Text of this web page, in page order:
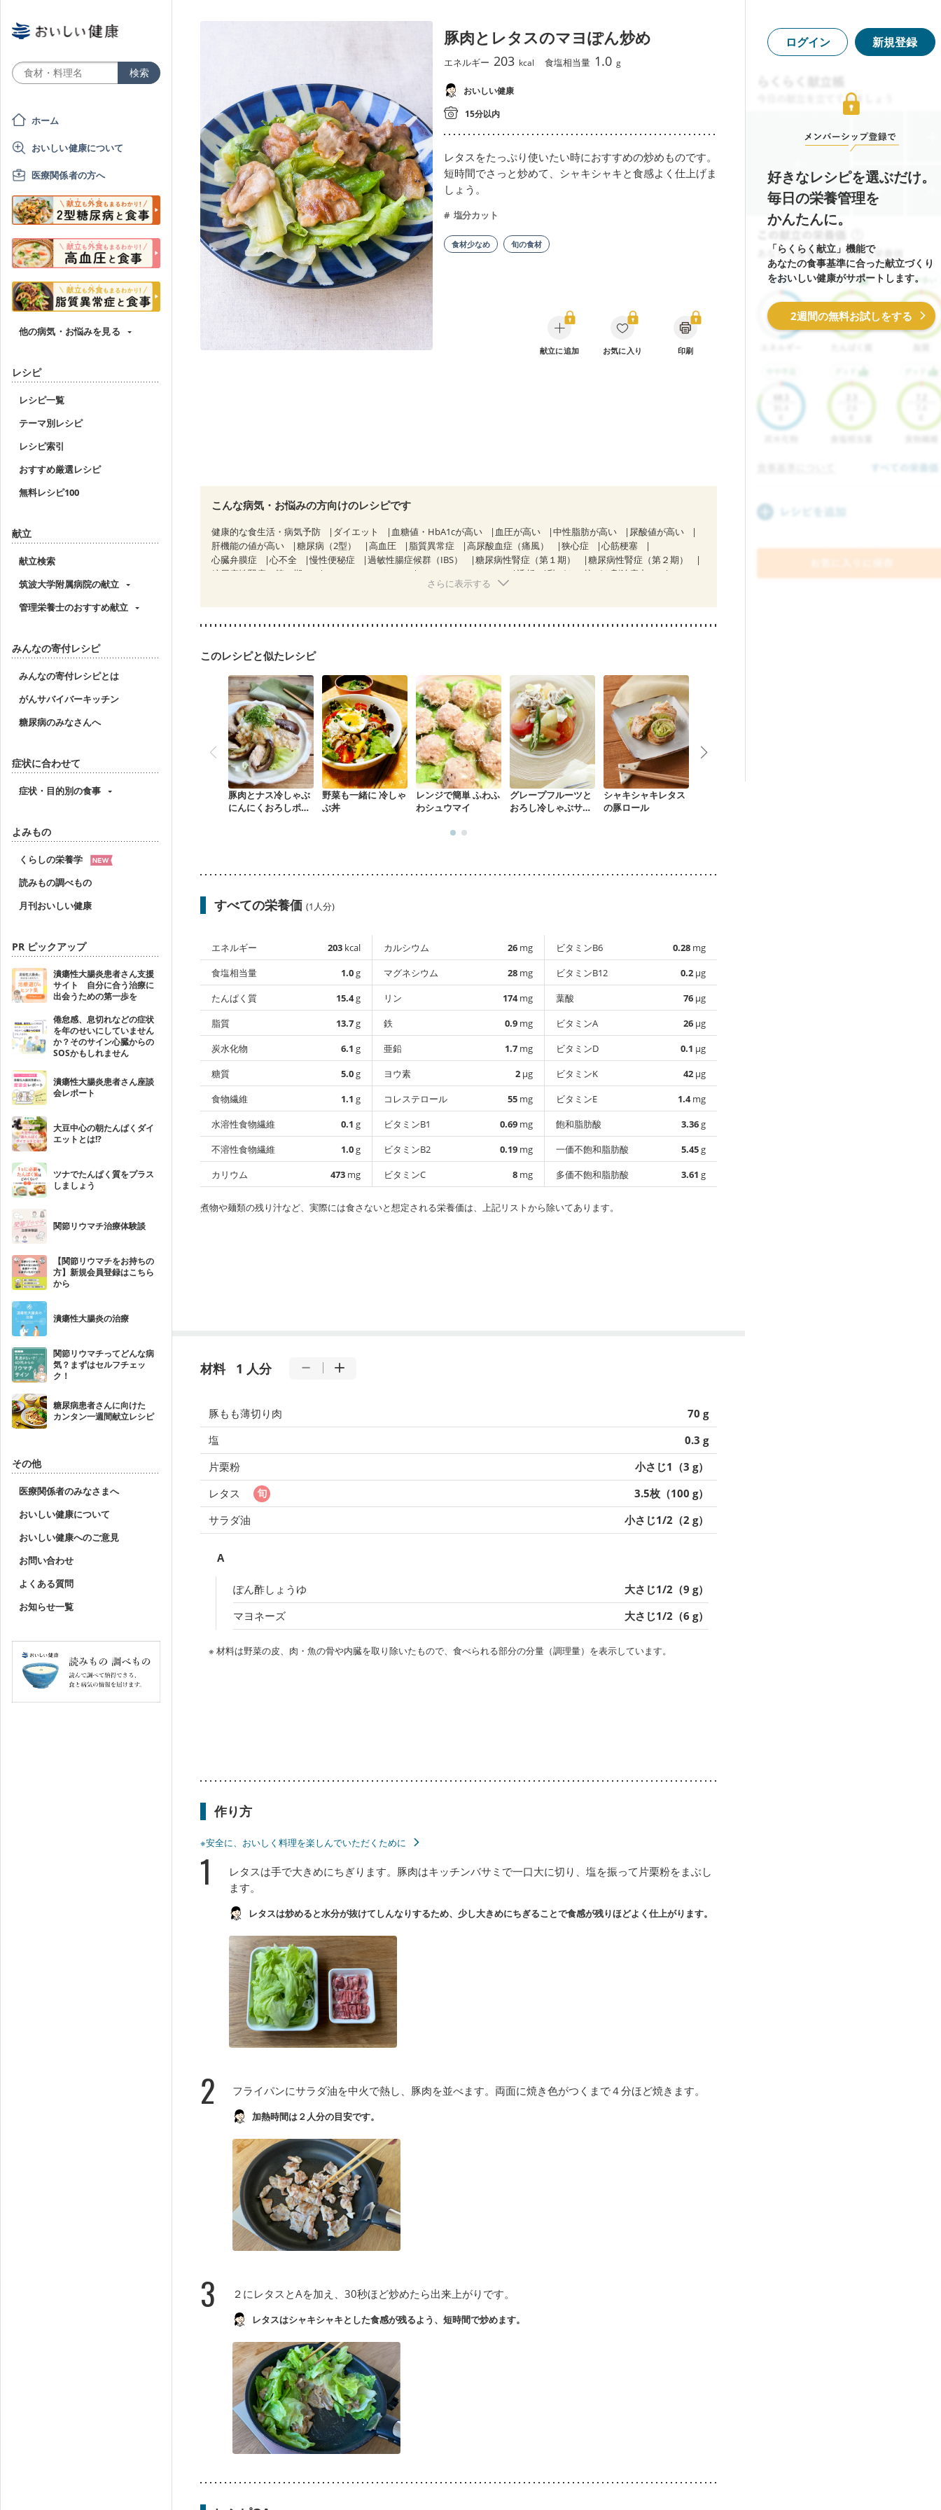
ホーム
おいしい健康について
医療関係者の方へ
他の病気・お悩みを見る
レシピ
レシピ一覧
テーマ別レシピ
レシピ索引
おすすめ厳選レシピ
無料レシピ100
献立
献立検索
筑波大学附属病院の献立
管理栄養士のおすすめ献立
みんなの寄付レシピ
みんなの寄付レシピとは
がんサバイバーキッチン
糖尿病のみなさんへ
症状に合わせて
症状・目的別の食事
よみもの
くらしの栄養学
読みもの調べもの
月刊おいしい健康
PR ピックアップ
潰瘍性大腸炎患者さん支援
サイト 自分に合う治療に
出会うための第一歩を
倦怠感、息切れなどの症状
を年のせいにしていません
か？そのサイン心臓からの
SOSかもしれません
潰瘍性大腸炎患者さん座談
会レポート
大豆中心の朝たんぱくダイ
エットとは!?
ツナでたんぱく質をプラス
しましょう
関節リウマチ治療体験談
【関節リウマチをお持ちの
方】新規会員登録はこちら
から
潰瘍性大腸炎の治療
関節リウマチってどんな病
気？まずはセルフチェッ
ク！
糖尿病患者さんに向けた
カンタン一週間献立レシピ
その他
医療関係者のみなさまへ
おいしい健康について
おいしい健康へのご意見
お問い合わせ
よくある質問
お知らせ一覧
豚肉とレタスのマヨぽん炒め
エネルギー 203 kcal 食塩相当量 1.0 g
おいしい健康
15分以内
レタスをたっぷり使いたい時におすすめの炒めものです。
短時間でさっと炒めて、シャキシャキと食感よく仕上げま
しょう。
塩分カット
食材少なめ 旬の食材
献立に追加 お気に入り 印刷
こんな病気・お悩みの方向けのレシピです
健康的な食生活・病気予防 ダイエット 血糖値・HbA1cが高い 血圧が高い 中性脂肪が高い
尿酸値が高い
肝機能の値が高い
糖尿病（2型） 高血圧 脂質異常症 高尿酸血症（痛風） 狭心症
心筋梗塞
心臓弁膜症
心不全 慢性便秘症 過敏性腸症候群（IBS） 糖尿病性腎症（第１期）
糖尿病性腎症（第２期）
糖尿病性腎症（第３期）
CKD（ステージ１） CKD（ステージ３a） 透析
乳がん（抗がん剤治療中）
乳がん（放射線治療中）
乳がん治療を終えた方・経過観察中の方など
産後（母乳）
産後（混合栄養） 産後（ミルク） 骨折 骨粗しょう症
関節リウマチ
さらに表示する
このレシピと似たレシピ
豚肉とナス冷しゃぶ
にんにくおろしポン
野菜も一緒に 冷しゃ
ぶ丼
レンジで簡単 ふわふ
わシュウマイ
グレープフルーツと
おろし冷しゃぶサラ
シャキシャキレタス
の豚ロール
すべての栄養価 (1人分)
エネルギー 203 kcal
食塩相当量
1.0g
たんぱく質
15.4g
脂質
13.7g
炭水化物
6.1 g
糖質
5.0g
食物繊維
1.1 g
水溶性食物繊維
0.1 g
不溶性食物繊維
1.0g
カリウム
473 mg
カルシウム 26 mg
マグネシウム
28 mg
リン
174mg
鉄
0.9 mg
亜鉛
1.7 mg
ヨウ素
2 µg
コレステロール
55 mg
ビタミンB1
0.69 mg
ビタミンB2
0.19 mg
ビタミンC
8 mg
ビタミンB6 0.28 mg
ビタミンB12
0.2 µg
葉酸
76 µg
ビタミンA
26 µg
ビタミンD
0.1 µg
ビタミンK
42 µg
ビタミンE
1.4mg
飽和脂肪酸
3.36g
一価不飽和脂肪酸
5.45g
多価不飽和脂肪酸
3.61 g
煮物や麺類の残り汁など、実際には食さないと想定される栄養価は、上記リストから除いてあります。
材料 1 人分
豚もも薄切り肉
70 g
塩
0.3 g
片栗粉
小さじ1（3 g）
レタス
3.5枚（100 g）
サラダ油
小さじ1/2（2 g）
A
ぽん酢しょうゆ
大さじ1/2（9 g）
マヨネーズ
大さじ1/2（6 g）
※ 材料は野菜の皮、肉・魚の骨や内臓を取り除いたもので、食べられる部分の分量（調理量）を表示しています。
作り方
※安全に、おいしく料理を楽しんでいただくために
1
レタスは手で大きめにちぎります。豚肉はキッチンバサミで一口大に切り、塩を振って片栗粉をまぶし
ます。
レタスは炒めると水分が抜けてしんなりするため、少し大きめにちぎることで食感が残りほどよく仕上がります。
2 フライパンにサラダ油を中火で熱し、豚肉を並べます。両面に焼き色がつくまで４分ほど焼きます。
加熱時間は２人分の目安です。
3 ２にレタスとAを加え、30秒ほど炒めたら出来上がりです。
レタスはシャキシャキとした食感が残るよう、短時間で炒めます。
ログイン 新規登録
好きなレシピを選ぶだけ。
毎日の栄養管理を
かんたんに。
「らくらく献立」機能で
あなたの食事基準に合った献立づくり
をおいしい健康がサポートします。
2週間の無料お試しをする